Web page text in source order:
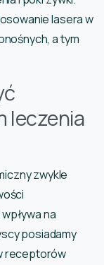
lasera w
a tym
leczenia
zwykle
na
posiadamy
receptorów